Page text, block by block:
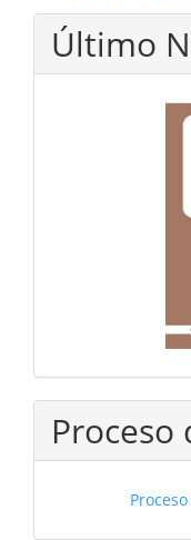
Último
Proceso